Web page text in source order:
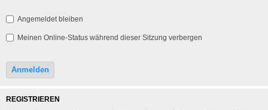
Angemeldet bleiben
Meinen Online-Status während dieser Sitzung verbergen
REGISTRIEREN